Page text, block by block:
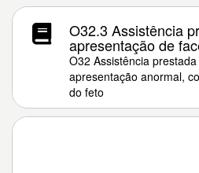
O32.3 Assistência
apresentação de
O32 Assistência
apresentação anormal,
do feto